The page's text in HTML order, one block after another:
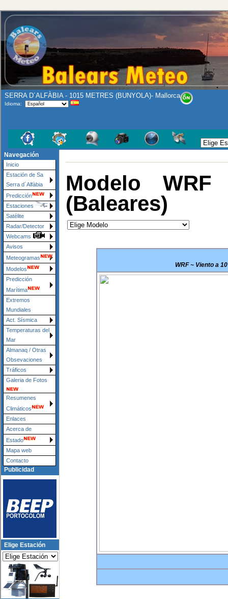
SERRA D´ALFÀBIA - 1015 METRES (BUNYOLA)- Mallorca
Idioma:
Navegación
Inicio
Estación de Sa
Serra d´Alfàbia
Predicción
Estaciones
Satélite
Radar/Detector
Webcams
Avisos
Meteogramas
Modelos
Predicción
Marítima
Extremos
Mundiales
Act. Sísmica
Temperaturas del
Mar
Almanaq / Otras
Obsevaciones
Tráficos
Galeria de Fotos
Resumenes
Climáticos
Enlaces
Acerca de
Estado
Mapa web
Contacto
Publicidad
Elige Estación
Modelo
(Baleares)
WRF ~ Viento a